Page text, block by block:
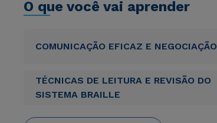
O que você vai aprender
COMUNICAÇÃO EFICAZ E NEGOCIAÇÃO
TÉCNICAS DE LEITURA E REVISÃO DO
SISTEMA BRAILLE